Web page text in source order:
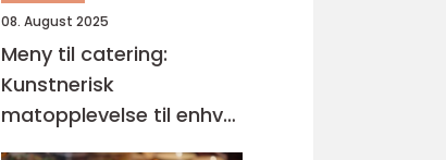
08. August 2025
Meny til catering:
Kunstnerisk
matopplevelse til enhver
anledning